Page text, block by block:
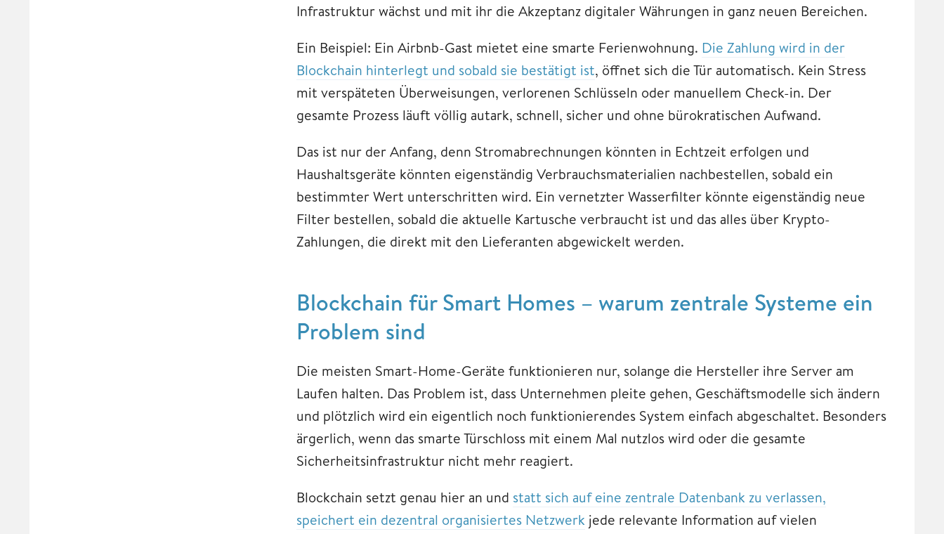
Infrastruktur wächst und mit ihr die Akzeptanz digitaler Währungen in ganz neuen Bereichen.
Ein Beispiel: Ein Airbnb-Gast mietet eine smarte Ferienwohnung. Die Zahlung wird in der
Blockchain hinterlegt und sobald sie bestätigt ist, öffnet sich die Tür automatisch. Kein Stress
mit verspäteten Überweisungen, verlorenen Schlüsseln oder manuellem Check-in. Der
gesamte Prozess läuft völlig autark, schnell, sicher und ohne bürokratischen Aufwand.
Das ist nur der Anfang, denn Stromabrechnungen könnten in Echtzeit erfolgen und
Haushaltsgeräte könnten eigenständig Verbrauchsmaterialien nachbestellen, sobald ein
bestimmter Wert unterschritten wird. Ein vernetzter Wasserfilter könnte eigenständig neue
Filter bestellen, sobald die aktuelle Kartusche verbraucht ist und das alles über Krypto-
Zahlungen, die direkt mit den Lieferanten abgewickelt werden.
Blockchain für Smart Homes – warum zentrale Systeme ein
Problem sind
Die meisten Smart-Home-Geräte funktionieren nur, solange die Hersteller ihre Server am
Laufen halten. Das Problem ist, dass Unternehmen pleite gehen, Geschäftsmodelle sich ändern
und plötzlich wird ein eigentlich noch funktionierendes System einfach abgeschaltet. Besonders
ärgerlich, wenn das smarte Türschloss mit einem Mal nutzlos wird oder die gesamte
Sicherheitsinfrastruktur nicht mehr reagiert.
Blockchain setzt genau hier an und statt sich auf eine zentrale Datenbank zu verlassen,
speichert ein dezentral organisiertes Netzwerk jede relevante Information auf vielen